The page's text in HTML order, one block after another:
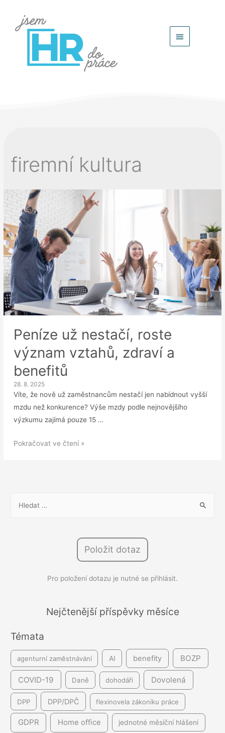
Hlavní
firemní kultura
Peníze už nestačí, roste
význam vztahů, zdraví a
benefitů
28. 8. 2025
Víte, že nově už zaměstnancům nestačí jen nabídnout vyšší
mzdu než konkurence? Výše mzdy podle nejnovějšího
výzkumu zajímá pouze 15 …
Peníze
vztahů,
Pokračovat ve čtení »
í
Položit dotaz
Pro položení dotazu je nutné se přihlásit.
Nejčtenější příspěvky měsíce
Témata
agenturní zaměstnávání AI benefity BOZP
COVID-19 Daně dohodáři Dovolená
DPP DPP/DPČ flexinovela zákoníku práce
GDPR Home office jednotné měsíční hlášení